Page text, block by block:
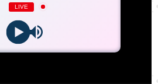
LIVE